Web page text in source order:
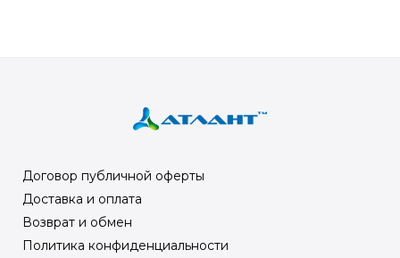
Договор публичной оферты
Доставка и оплата
Возврат и обмен
Политика конфиденциальности